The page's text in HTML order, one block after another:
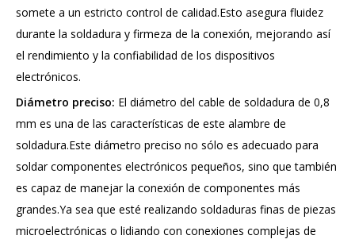
somete a un estricto control de calidad.Esto asegura fluidez
durante la soldadura y firmeza de la conexión, mejorando así
el rendimiento y la confiabilidad de los dispositivos
electrónicos.
Diámetro preciso: El diámetro del cable de soldadura de 0,8
mm es una de las características de este alambre de
soldadura.Este diámetro preciso no sólo es adecuado para
soldar componentes electrónicos pequeños, sino que también
es capaz de manejar la conexión de componentes más
grandes.Ya sea que esté realizando soldaduras finas de piezas
microelectrónicas o lidiando con conexiones complejas de